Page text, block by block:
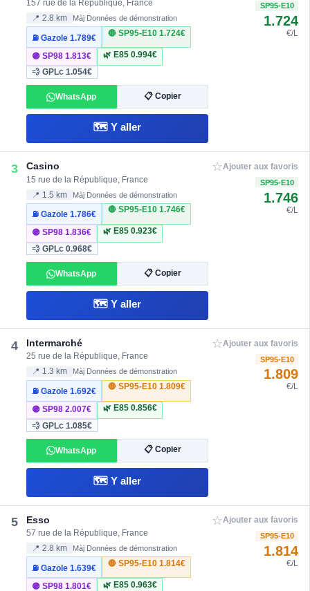
157 rue de la République, France
📍 2.8 km Màj Données de démonstration
⛽ Gazole1.789€
🔴 SP95-E10 1.724€
🟣 SP981.813€ 🌿 E85 0.994€
💨 GPLc1.054€
WhatsApp 📋 Copier
🗺️ Y aller
SP95-E10
1.724
€/L
3 Casino
15 rue de la République, France
📍 1.5 km Màj Données de démonstration
⛽ Gazole1.786€
🔴 SP95-E10 1.746€
🟣 SP981.836€ 🌿 E85 0.923€
💨 GPLc0.968€
WhatsApp 📋 Copier
🗺️ Y aller
☆Ajouter aux favoris
SP95-E10
1.746
€/L
4 Intermarché
25 rue de la République, France
📍 1.3 km Màj Données de démonstration
⛽ Gazole1.692€
🔴 SP95-E10 1.809€
🟣 SP982.007€ 🌿 E85 0.856€
💨 GPLc1.085€
WhatsApp 📋 Copier
🗺️ Y aller
☆Ajouter aux favoris
SP95-E10
1.809
€/L
5 Esso
57 rue de la République, France
📍 2.8 km Màj Données de démonstration
⛽ Gazole1.639€
🔴 SP95-E10 1.814€
🟣 SP981.801€ 🌿 E85 0.963€
☆Ajouter aux favoris
SP95-E10
1.814
€/L